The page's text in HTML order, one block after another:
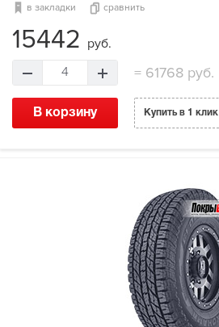
в закладки сравнить
15442 руб.
4 = 61768 руб.
В корзину Купить в 1 клик